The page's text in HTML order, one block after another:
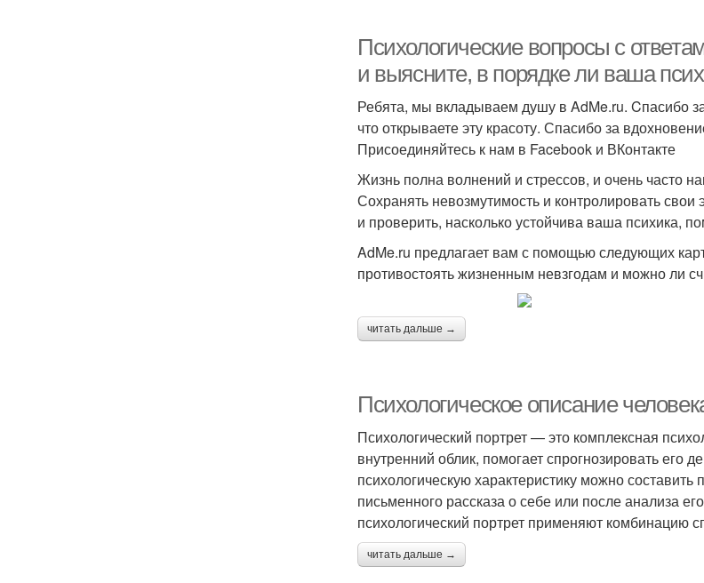
Психологические вопросы с
и выясните, в порядке ли ваша
Ребята, мы вкладываем душу в AdMe.ru. Cпасибо
что открываете эту красоту. Спасибо за
Присоединяйтесь к нам в Facebook и ВКонтакте
Жизнь полна волнений и стрессов, и очень часто
Сохранять невозмутимость и контролировать
и проверить, насколько устойчива ваша психика,
AdMe.ru предлагает вам с помощью следующих
противостоять жизненным невзгодам и можно ли
читать дальше →
Психологическое описание
Психологический портрет — это комплексная
внутренний облик, помогает спрогнозировать его
психологическую характеристику можно
письменного рассказа о себе или после анализа
психологический портрет применяют комбинацию
читать дальше →